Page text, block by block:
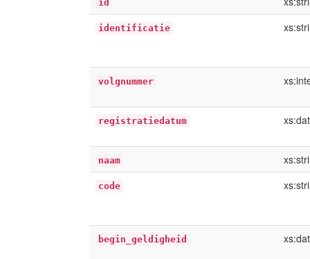
id
identificatie
volgnummer
registratiedatum
naam
code
begin_geldigheid